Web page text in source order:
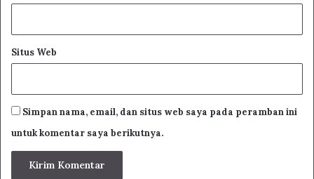
Situs Web
Simpan nama, email, dan situs web saya pada peramban ini
untuk komentar saya berikutnya.